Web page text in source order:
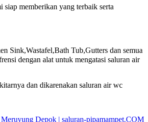
memberikan yang terbaik serta
Sink,Wastafel,Bath Tub,Gutters dan semua
dengan alat untuk mengatasi saluran air
dan dikarenakan saluran air wc